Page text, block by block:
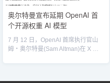
奥尔特曼宣布延期 OpenAI 首
个开源权重 AI 模型
7 月 12 日，OpenAI 首席执行官山
姆・奥尔特曼(Sam Altman)在 X 平